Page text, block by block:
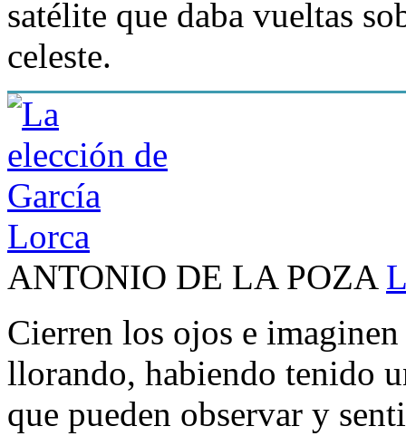
satélite que daba vueltas
celeste.
ANTONIO DE LA POZA
Cierren los ojos e
llorando, habiendo tenido
que pueden observar y